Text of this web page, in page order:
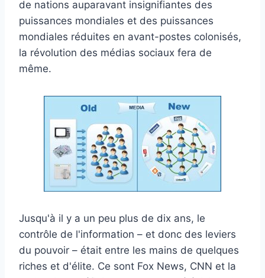
de nations auparavant insignifiantes des
puissances mondiales et des puissances
mondiales réduites en avant-postes colonisés,
la révolution des médias sociaux fera de
même.
Jusqu'à il y a un peu plus de dix ans, le
contrôle de l'information – et donc des leviers
du pouvoir – était entre les mains de quelques
riches et d'élite. Ce sont Fox News, CNN et la